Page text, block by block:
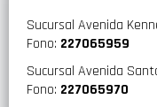
Sucursal Avenida
Fono: 227065959
Sucursal Avenida
Fono: 227065970